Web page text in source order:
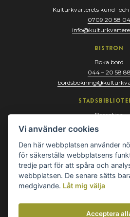
Kulturkvarterets kund-
0709 20 58 04
Bistron
Boka bord
044 – 20 58 88
Reception
044 – 13 67 10
Vi använder cookies
Den här webbplatsen använder
för säkerställa webbplatsens
tredje part för att spåra och
webbplatsen. De senare sätts
medgivande. Låt mig välja
Acceptera